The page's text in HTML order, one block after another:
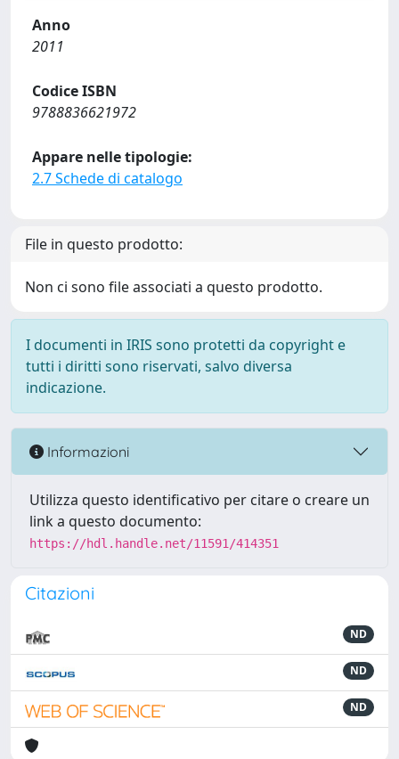
Anno
2011
Codice ISBN
9788836621972
Appare nelle tipologie:
2.7 Schede di catalogo
File in questo prodotto:
Non ci sono file associati a questo prodotto.
I documenti in IRIS sono protetti da copyright e
tutti i diritti sono riservati, salvo diversa
indicazione.
Informazioni
Utilizza questo identificativo per citare o creare un
link a questo documento:
https://hdl.handle.net/11591/414351
Citazioni
ND
ND
ND